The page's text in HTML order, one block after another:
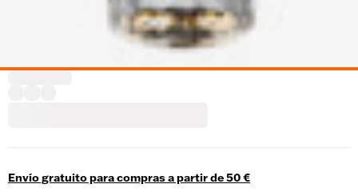
Envío gratuito para compras a partir de 50 €